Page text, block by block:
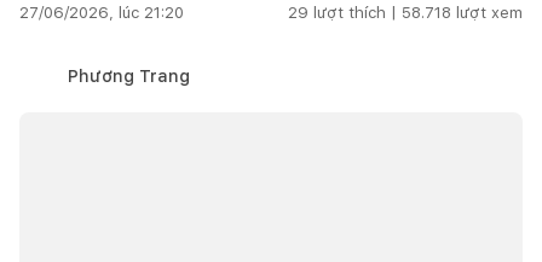
27/06/2026, lúc 21:20 29 lượt thích | 58.718 lượt xem
Phương Trang